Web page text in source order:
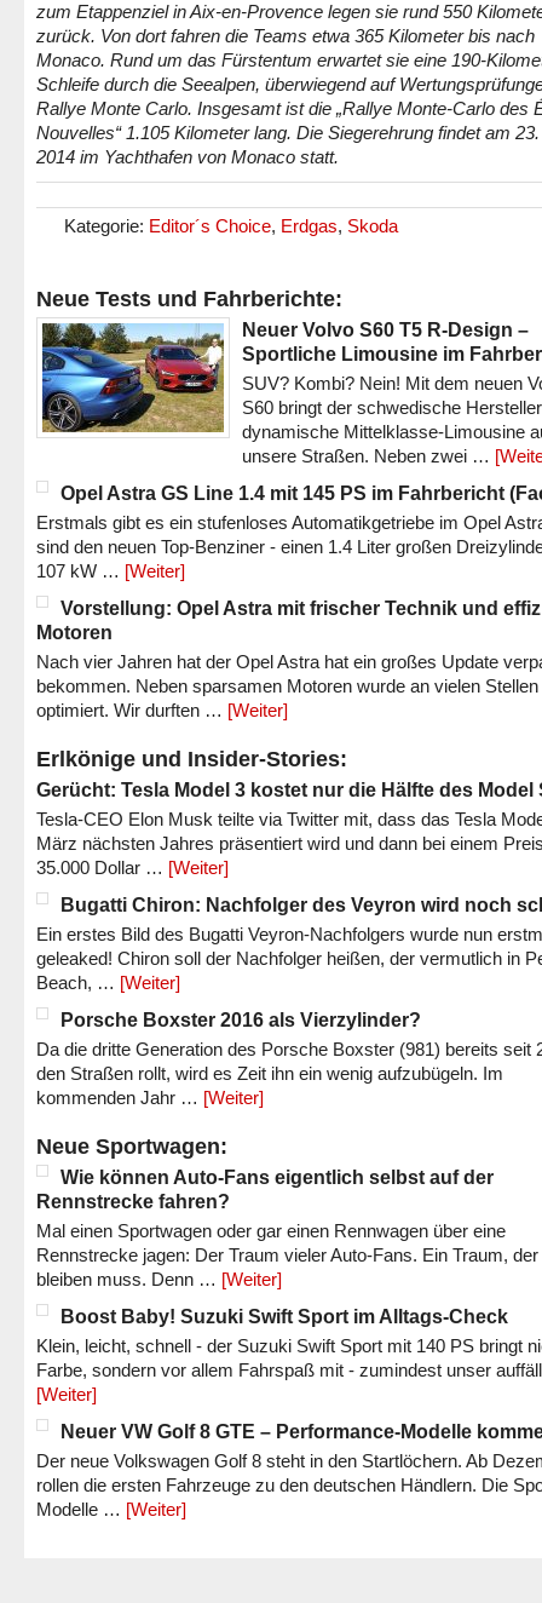
zum Etappenziel in Aix-en-Provence legen sie rund 550
zurück. Von dort fahren die Teams etwa 365 Kilometer bis nach
Monaco. Rund um das Fürstentum erwartet sie eine 190-
Schleife durch die Seealpen, überwiegend auf
Rallye Monte Carlo. Insgesamt ist die „Rallye Monte-Carlo des
Nouvelles“ 1.105 Kilometer lang. Die Siegerehrung findet am
2014 im Yachthafen von Monaco statt.
Kategorie: Editor´s Choice, Erdgas, Skoda
Neue Tests und Fahrberichte:
Neuer Volvo S60 T5 R-Design –
Sportliche Limousine im
SUV? Kombi? Nein! Mit dem neuen
S60 bringt der schwedische
dynamische Mittelklasse-Limousine
unsere Straßen. Neben zwei …
Opel Astra GS Line 1.4 mit 145 PS im Fahrbericht
Erstmals gibt es ein stufenloses Automatikgetriebe im Opel
sind den neuen Top-Benziner - einen 1.4 Liter großen
107 kW … [Weiter]
Vorstellung: Opel Astra mit frischer Technik und
Motoren
Nach vier Jahren hat der Opel Astra hat ein großes Update
bekommen. Neben sparsamen Motoren wurde an vielen Stellen
optimiert. Wir durften … [Weiter]
Erlkönige und Insider-Stories:
Gerücht: Tesla Model 3 kostet nur die Hälfte des Model
Tesla-CEO Elon Musk teilte via Twitter mit, dass das Tesla
März nächsten Jahres präsentiert wird und dann bei einem
35.000 Dollar … [Weiter]
Bugatti Chiron: Nachfolger des Veyron wird noch
Ein erstes Bild des Bugatti Veyron-Nachfolgers wurde nun
geleaked! Chiron soll der Nachfolger heißen, der vermutlich in
Beach, … [Weiter]
Porsche Boxster 2016 als Vierzylinder?
Da die dritte Generation des Porsche Boxster (981) bereits seit
den Straßen rollt, wird es Zeit ihn ein wenig aufzubügeln. Im
kommenden Jahr … [Weiter]
Neue Sportwagen:
Wie können Auto-Fans eigentlich selbst auf der
Rennstrecke fahren?
Mal einen Sportwagen oder gar einen Rennwagen über eine
Rennstrecke jagen: Der Traum vieler Auto-Fans. Ein Traum,
bleiben muss. Denn … [Weiter]
Boost Baby! Suzuki Swift Sport im Alltags-Check
Klein, leicht, schnell - der Suzuki Swift Sport mit 140 PS bringt
Farbe, sondern vor allem Fahrspaß mit - zumindest unser
[Weiter]
Neuer VW Golf 8 GTE – Performance-Modelle
Der neue Volkswagen Golf 8 steht in den Startlöchern. Ab
rollen die ersten Fahrzeuge zu den deutschen Händlern. Die
Modelle … [Weiter]